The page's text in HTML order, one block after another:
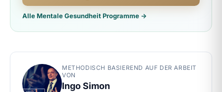
Alle Mentale Gesundheit Programme →
METHODISCH BASIEREND AUF DER ARBEIT
VON
Ingo Simon